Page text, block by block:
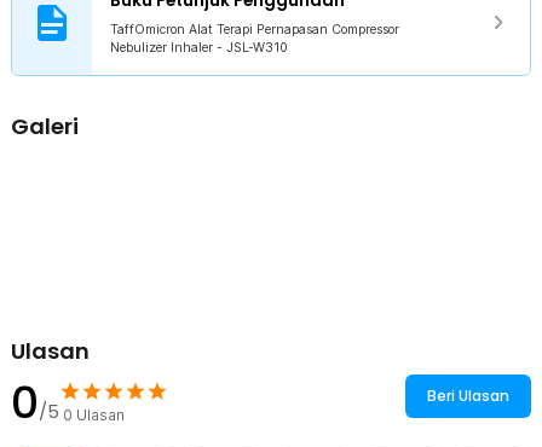
Kelengkapan Produk
Inhaler - JSL-W310
1 x Masker
TaffOmicron Alat Terapi Pernapasan Compressor
Nebulizer Inhaler - JSL-W310
Galeri
Ulasan
0/5 0 Ulasan
Beri Ulasan